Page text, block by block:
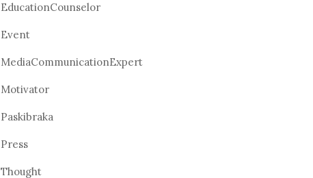
EducationCounselor
Event
MediaCommunicationExpert
Motivator
Paskibraka
Press
Thought